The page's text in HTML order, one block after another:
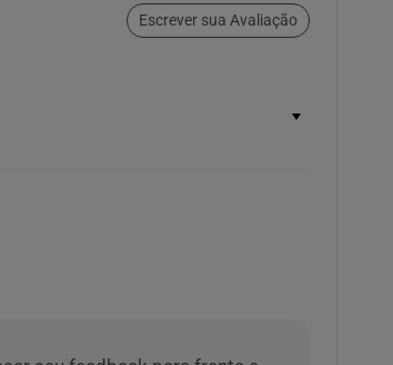
Escrever sua Avaliação